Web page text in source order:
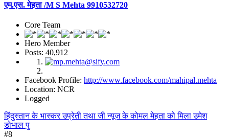
एम.एस. मेहता /M S Mehta 9910532720
Core Team
Hero Member
Posts: 40,912
Facebook Profile: http://www.facebook.com/mahipal.mehta
Location: NCR
Logged
हिंदुस्‍तान के भास्‍कर उप्रेती तथा जी न्‍यूज के कोमल मेहता को मिला उमेश
डोभाल पु
#8